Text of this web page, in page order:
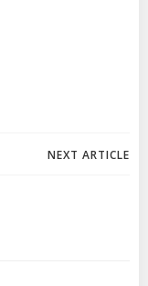
NEXT ARTICLE